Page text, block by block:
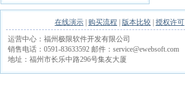
在线演示 购买流程 版本比较 授权许可
运营中心：福州极限软件开发有限公司
销售电话：0591-83633592 邮件：service@ewebsoft.com
地址：福州市长乐中路296号集友大厦